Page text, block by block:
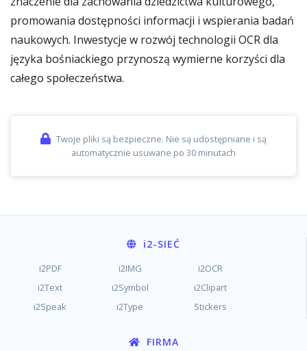
promowania dostępności informacji i wspierania badań
naukowych. Inwestycje w rozwój technologii OCR dla
języka bośniackiego przynoszą wymierne korzyści dla
całego społeczeństwa.
Twoje pliki są bezpieczne. Nie są udostępniane i są
automatycznie usuwane po 30 minutach
i2-SIEĆ
i2PDF i2IMG
i2OCR
i2Text
i2Symbol
i2Clipart
i2Speak
i2Type Stickers
FIRMA